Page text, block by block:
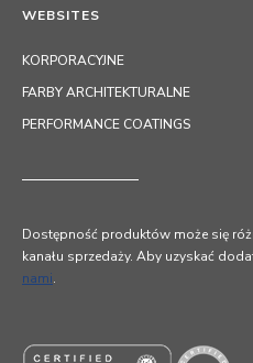
WEBSITES
KORPORACYJNE
FARBY ARCHITEKTURALNE
PERFORMANCE COATINGS
Dostępność produktów może się
kanału sprzedaży. Aby uzyskać
nami.